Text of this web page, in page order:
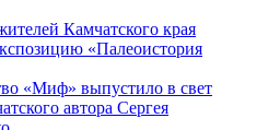
Камчатского края
«Палеоистория
«Миф» выпустило в свет
автора Сергея